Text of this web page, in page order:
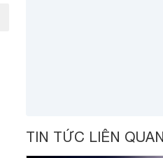
TIN TỨC LIÊN QUAN